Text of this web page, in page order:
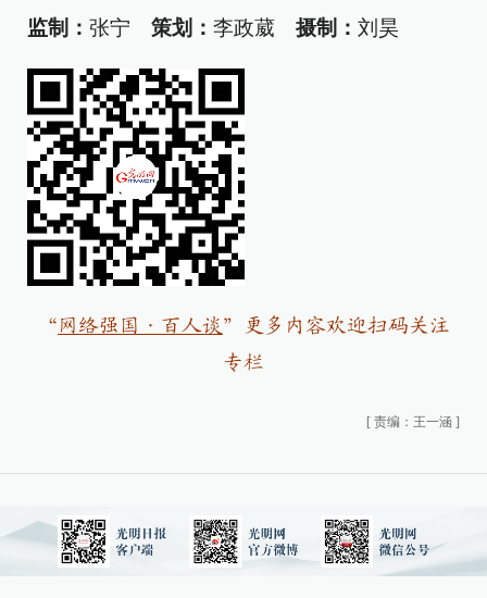
监制： 张宁 策划： 李政葳 摄制： 刘昊
“ 网络强国·百人谈 ”
更多内容欢迎扫码关注
专栏
[ 责编：王一涵 ]